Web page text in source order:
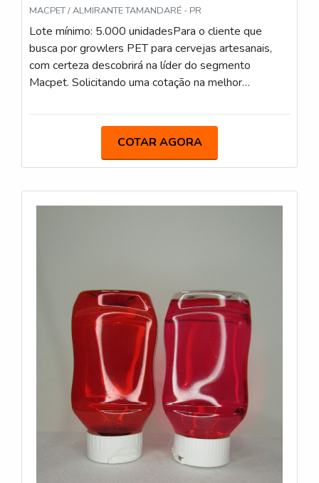
MACPET / ALMIRANTE TAMANDARÉ - PR
Lote mínimo: 5.000 unidadesPara o cliente que
busca por growlers PET para cervejas artesanais,
com certeza descobrirá na líder do segmento
Macpet. Solicitando uma cotação na melhor
mais competente do ramo.Quando o tema é
profissionais especializados da Macpet atingirá
proteção com embalagens para diversos
GROWLERS PET PARA CERVEJAS
Tecnologia de ponta; Diversas certificações, dentre
elas, ISO9001 e CIF – (Embalagens para contato
com Alimentos junto a Vigilância Sanitária);
Equipamentos de última geração. Tudo para se
certificar que se tenha growlers PET para cervejas
artesanais com ótima qualidade. Sem perder o foco
em growlers PET para cervejas artesanais, é
importante buscar uma empresa que tenha produtos
e serviços com ótima qualidade e proteção, detalhes
que passam despercebidos e podem gerar prejuízo
futuros para os clientes.Isso tudo é a razão pela qual
a Macpet é segura quando falamos do segmento de
COTAR AGORA